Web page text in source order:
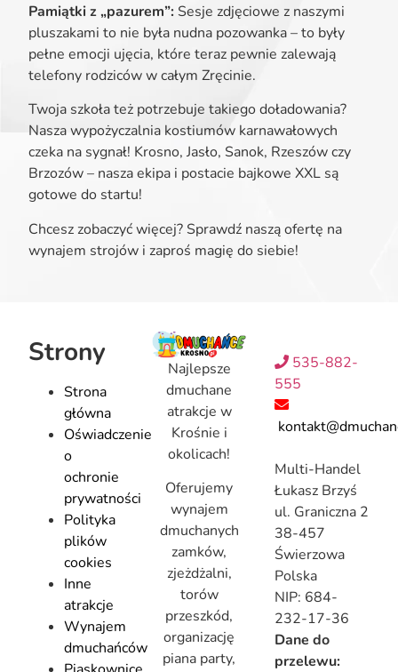
Pamiątki z „pazurem”:Sesje zdjęciowe z naszymi
pluszakami to nie była nudna pozowanka – to były
pełne emocji ujęcia, które teraz pewnie zalewają
telefony rodziców w całym Zręcinie.
Twoja szkoła też potrzebuje takiego doładowania?
Nasza wypożyczalnia kostiumów karnawałowych
czeka na sygnał! Krosno, Jasło, Sanok, Rzeszów czy
Brzozów – nasza ekipa i postacie bajkowe XXL są
gotowe do startu!
Chcesz zobaczyć więcej? Sprawdź naszą ofertę na
wynajem strojów i zaproś magię do siebie!
Strony
Strona
główna
Oświadczenie
o
ochronie
prywatności
Polityka
plików
cookies
Inne
atrakcje
Wynajem
dmuchańców
Najlepsze
dmuchane
atrakcje w
Krośnie i
okolicach!
Oferujemy
wynajem
dmuchanych
zamków,
zjeżdżalni,
torów
przeszkód,
organizację
piana party,
535-882-
555
Multi-Handel
Łukasz Brzyś
ul. Graniczna 2
38-457
Świerzowa
Polska
NIP: 684-
232-17-36
Dane do
przelewu: